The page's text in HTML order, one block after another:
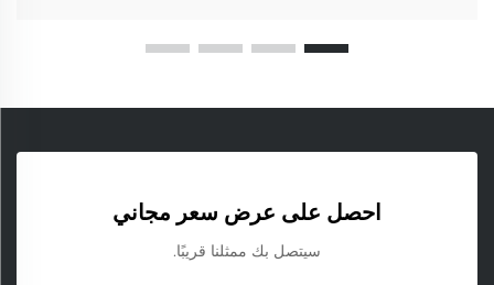
احصل على عرض سعر مجاني
سيتصل بك ممثلنا قريبًا.